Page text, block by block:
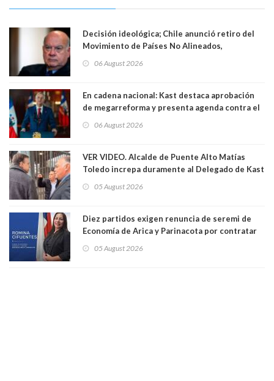
Decisión ideológica; Chile anunció retiro del
Movimiento de Países No Alineados,
1971. Excanciller Insulza lamentó decisión
06 August 2026
En cadena nacional: Kast destaca aprobación
de megarreforma y presenta agenda contra el
06 August 2026
VER VIDEO. Alcalde de Puente Alto Matías
Toledo increpa duramente al Delegado de Kast
delegado nuevamente arrancando"
05 August 2026
Diez partidos exigen renuncia de seremi de
Economía de Arica y Parinacota por contratar
una militante de RN, detenida con 47 kilos de
05 August 2026